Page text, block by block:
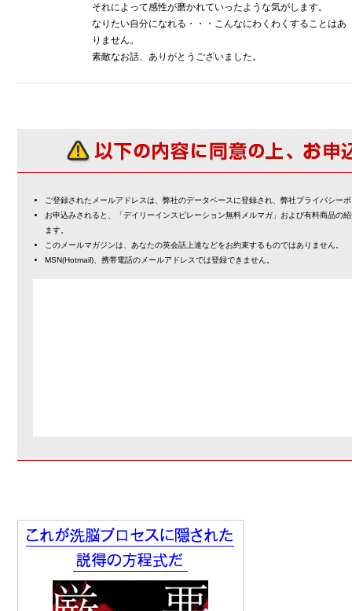
それによって感性が磨かれていったような気がします。
なりたい自分になれる・・・こんなにわくわくすることはあ
りません。
素敵なお話、ありがとうございました。
ご登録されたメールアドレスは、弊社のデータベースに登録され、弊社プライバシー
お申込みされると、「デイリーインスピレーション無料メルマガ」および有料商品の
ます。
このメールマガジンは、あなたの英会話上達などをお約束するものではありません。
MSN(Hotmail)、携帯電話のメールアドレスでは登録できません。